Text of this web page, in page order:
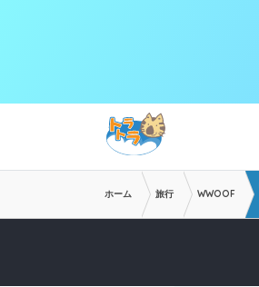
ホーム 旅行 WWOOF